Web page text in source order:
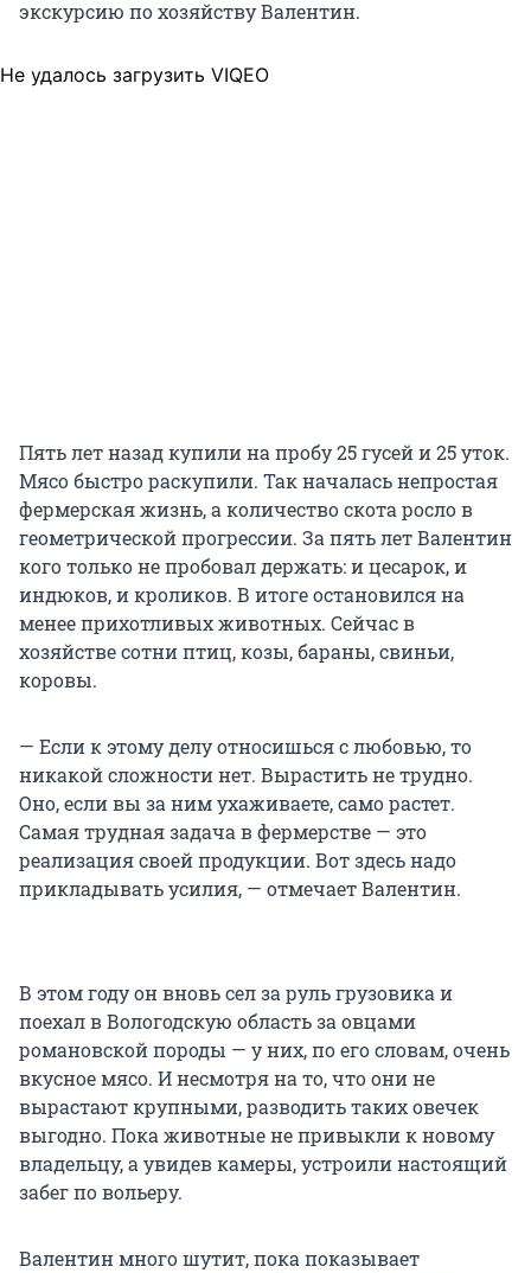
экскурсию по хозяйству Валентин.
Не удалось загрузить VIQEO
Пять лет назад купили на пробу 25 гусей и 25 уток.
Мясо быстро раскупили. Так началась непростая
фермерская жизнь, а количество скота росло в
геометрической прогрессии. За пять лет Валентин
кого только не пробовал держать: и цесарок, и
индюков, и кроликов. В итоге остановился на
менее прихотливых животных. Сейчас в
хозяйстве сотни птиц, козы, бараны, свиньи,
коровы.
— Если к этому делу относишься с любовью, то
никакой сложности нет. Вырастить не трудно.
Оно, если вы за ним ухаживаете, само растет.
Самая трудная задача в фермерстве — это
реализация своей продукции. Вот здесь надо
прикладывать усилия, — отмечает Валентин.
В этом году он вновь сел за руль грузовика и
поехал в Вологодскую область за овцами
романовской породы — у них, по его словам, очень
вкусное мясо. И несмотря на то, что они не
вырастают крупными, разводить таких овечек
выгодно. Пока животные не привыкли к новому
владельцу, а увидев камеры, устроили настоящий
забег по вольеру.
Валентин много шутит, пока показывает